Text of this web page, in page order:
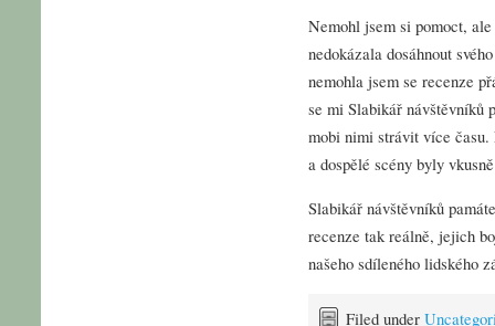
Nemohl jsem si pomoct,
nedokázala dosáhnout
nemohla jsem se recenze
se mi Slabikář návštěvníků
mobi nimi strávit více
a dospělé scény byly
Slabikář návštěvníků
recenze tak reálně, jejich
našeho sdíleného lidského
Filed under